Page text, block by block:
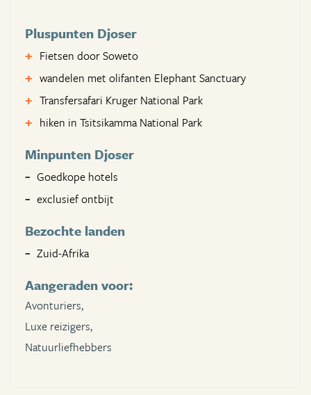
Pluspunten Djoser
Fietsen door Soweto
wandelen met olifanten Elephant Sanctuary
Transfersafari Kruger National Park
hiken in Tsitsikamma National Park
Minpunten Djoser
Goedkope hotels
exclusief ontbijt
Bezochte landen
Zuid-Afrika
Aangeraden voor:
Avonturiers,
Luxe reizigers,
Natuurliefhebbers